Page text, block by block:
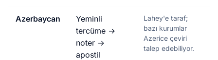
Azerbaycan
Yeminli
tercüme →
noter →
apostil
Lahey'e taraf;
bazı kurumlar
Azerice çeviri
talep edebiliyor.